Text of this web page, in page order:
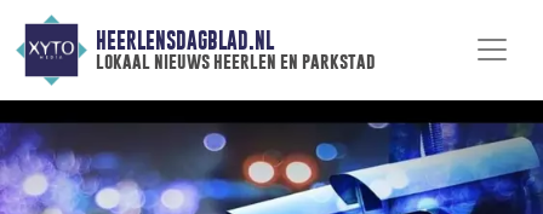
HEERLENSDAGBLAD.NL
lokaal nieuws heerlen en parkstad